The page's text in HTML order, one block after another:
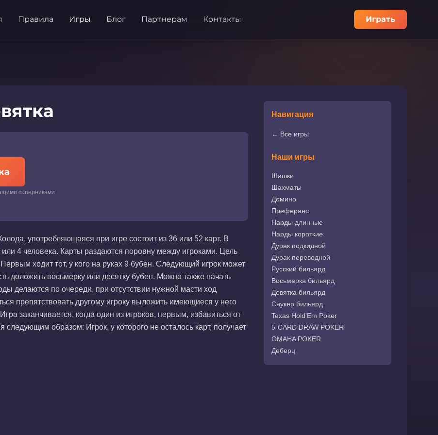
Правила Игры Блог Партнерам Контакты Играть
соперниками
употребляющаяся при игре состоит из 36 или 52 карт. В
4 человека. Карты раздаются поровну между игроками. Цель
ходит тот, у кого на руках 9 бубен. Следующий игрок может
доложить восьмерку или десятку бубен. Можно также начать
делаются по очереди, при отсутствии нужной масти ход
препятствовать другому игроку выложить имеющиеся у него
заканчивается, когда один из игроков, первым, избавиться от
следующим образом: Игрок, у которого не осталось карт, получает
Навигация
← Все игры
Наши игры
Шашки
Шахматы
Домино
Преферанс
Нарды длинные
Нарды короткие
Дурак подкидной
Дурак переводной
Русский бильярд
Восьмерка бильярд
Девятка бильярд
Снукер бильярд
Texas Hold'Em Poker
5-CARD DRAW POKER
OMAHA POKER
Деберц